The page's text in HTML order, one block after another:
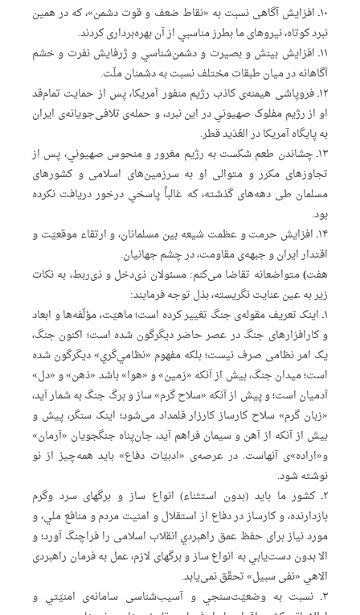
۱۰ـ افزایش آگاهی نسبت به «نقاط ضعف و قوت دشمن»، که در همین
نبرد کوتاه، نیروهای ما بطرز مناسبي از آن بهره‌برداری کردند.
۱۱ـ افزایش بینش و بصیرت و دشمن‌شناسي و ژرفایش نفرت و خشم
آگاهانه‌ در میان طبقات مختلف نسبت به دشمنان ملّت.
۱۲ـ فروپاشی هیمنه‌ی کاذب رژیم منفور آمریکا، پس از حمایت تمام‌قد
او از رژیم مفلوک صهیوني در این نبرد، و حمله‌ی تلافی‌جویانه‌ی ایران
به پایگاه آمریکا در العُدَید قطر.
۱۳ـ چشاندن طعم شکست به رژیم مغرور و منحوس صهیوني، پس از
تجاوزهای مکرر و متوالی او به سرزمین‌های اسلامی و کشورهای
مسلمان طی دهه‌های گذشته، که غالباً پاسخي درخور دریافت نکرده
بود.
۱۴ـ افزایش حرمت و عظمت شیعه بین مسلمانان، و ارتقاء موقعیّت و
اقتدار ایران و جبهه‌ی مقاومت، در چشم جهانیان.
هفت)متواضعانه‌ تقاضا می‌کنم: مسئولان ذی‌دخل و ذی‌ربط، به نکات
زیر به عین عنایت نگریسته، بذل توجه فرمایند:
۱ـ اینک تعریف مقوله‌ی جنگ تغییر کرده است؛ ماهیّت، مؤلّفه‌ها و ابعاد
و کارافزارهای جنگ در عصر حاضر دیگرگون شده است؛ اکنون جنگ،
یک امر نظامی صرف نیست؛ بلکه مفهوم «نظامي‌گري» دیگرگون شده
است؛ میدان جنگ، بیش از آنکه «زمین» و «هوا» باشد «ذهن» و «دل»
آدمیان است؛ و پیش از آنکه «سلاح گرم» ساز و برگ جنگ به شمار آید،
«زبان گرم» سلاح کارساز کارزار قلمداد می‌شود؛ اینک سنگر، پیش و
بیش از آنکه از آهن و سیمان فراهم آید، جان‌پناه جنگجویان «آرمان»
و«اراده»‌ی آنهاست. در عرصه‌‌ی «ادبیّات دفاع» باید همه‌چیز از نو
نوشته شود.
۲ـ کشور ما باید (بدون استثناء) انواع ساز و برگهای سرد وگرم
بازدارنده، و کارساز در دفاع از استقلال و امنیت مردم و منافع ملي، و
مورد نیاز برای حفظ عمق راهبردي انقلاب اسلامی را فراچنگ آورد؛ و
الا بدون دست‌یابي به انواع ساز و برگهای لازم، عمل به فرمان راهبردی
الاهي «نفی سبیل» تحقّق نمی‌یابد.
۳ـ نسبت به وضعیّت‌سنجي و آسیب‌شناسی سامانه‌ی امنیّتي و